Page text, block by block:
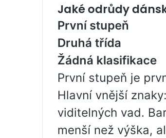
Jaké odrůdy
První stupeň
Druhá třída
Žádná klasifikace
První stupeň je
Hlavní vnější
viditelných vad.
menší než výška,